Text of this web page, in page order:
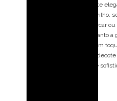
Vestido de festa longo, este
tecido encorpado e com brilho,
garante conforto, sem marcar
imponência ao look, enquanto
botões forrados adiciona um
assimétricos formam um
sensualidade, elegância e